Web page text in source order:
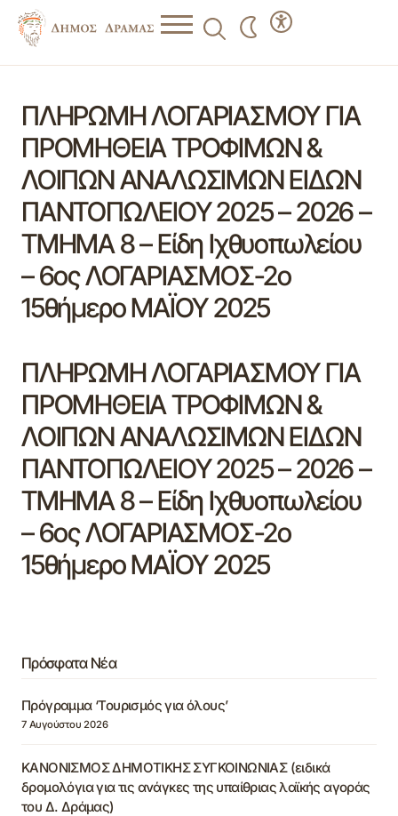
ΠΛΗΡΩΜΗ ΛΟΓΑΡΙΑΣΜΟΥ ΓΙΑ
ΠΡΟΜΗΘΕΙΑ ΤΡΟΦΙΜΩΝ &
ΛΟΙΠΩΝ ΑΝΑΛΩΣΙΜΩΝ ΕΙΔΩΝ
ΠΑΝΤΟΠΩΛΕΙΟΥ 2025 – 2026 –
ΤΜΗΜΑ 8 – Είδη Ιχθυοπωλείου
– 6ος ΛΟΓΑΡΙΑΣΜΟΣ-2ο
15θήμερο ΜΑΪΟΥ 2025
ΠΛΗΡΩΜΗ ΛΟΓΑΡΙΑΣΜΟΥ ΓΙΑ
ΠΡΟΜΗΘΕΙΑ ΤΡΟΦΙΜΩΝ &
ΛΟΙΠΩΝ ΑΝΑΛΩΣΙΜΩΝ ΕΙΔΩΝ
ΠΑΝΤΟΠΩΛΕΙΟΥ 2025 – 2026 –
ΤΜΗΜΑ 8 – Είδη Ιχθυοπωλείου
– 6ος ΛΟΓΑΡΙΑΣΜΟΣ-2ο
15θήμερο ΜΑΪΟΥ 2025
Πρόσφατα Νέα
Πρόγραμμα ‘Τουρισμός για όλους’
7 Αυγούστου 2026
ΚΑΝΟΝΙΣΜΟΣ ΔΗΜΟΤΙΚΗΣ ΣΥΓΚΟΙΝΩΝΙΑΣ (ειδικά
δρομολόγια για τις ανάγκες της υπαίθριας λαϊκής αγοράς
του Δ. Δράμας)